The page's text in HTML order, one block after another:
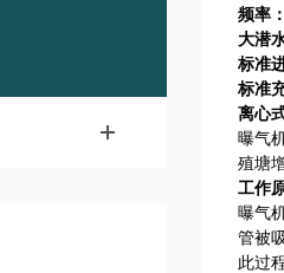
频率
大潜
标准
标准
离心
曝气
殖塘
工作
曝气
管被
此过